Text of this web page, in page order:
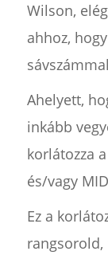
Wilson,
ahhoz,
Ahelyett,
inkább
korlátozza
és/vagy
Ez a
rangsorold,